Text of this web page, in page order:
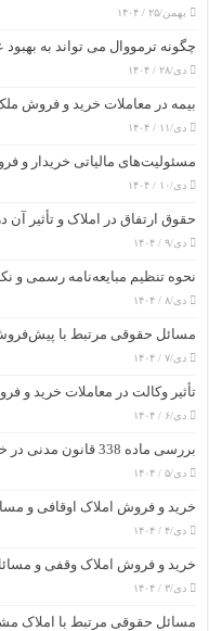
بهمن/۲۵ / ۱۴۰۴
چگونه ترمووال می تواند به
دی/۲۸ / ۱۴۰۴
بیمه در معاملات خرید و فروش
دی/۱۱ / ۱۴۰۴
مسئولیت‌های مالیاتی خریدار و
دی/۱۰ / ۱۴۰۴
حقوق ارتفاق در املاک و تأثیر
دی/۹ / ۱۴۰۴
نحوه تنظیم مبایعه‌نامه رسمی و
دی/۸ / ۱۴۰۴
مسائل حقوقی مرتبط با
دی/۷ / ۱۴۰۴
تأثیر وکالت در معاملات خرید و
دی/۶ / ۱۴۰۴
بررسی ماده 338 قانون مدنی در خصوص بیع املاک
دی/۵ / ۱۴۰۴
خرید و فروش املاک اوقافی و
دی/۴ / ۱۴۰۴
خرید و فروش املاک وقفی و
دی/۳ / ۱۴۰۴
مسائل حقوقی مرتبط با املاک